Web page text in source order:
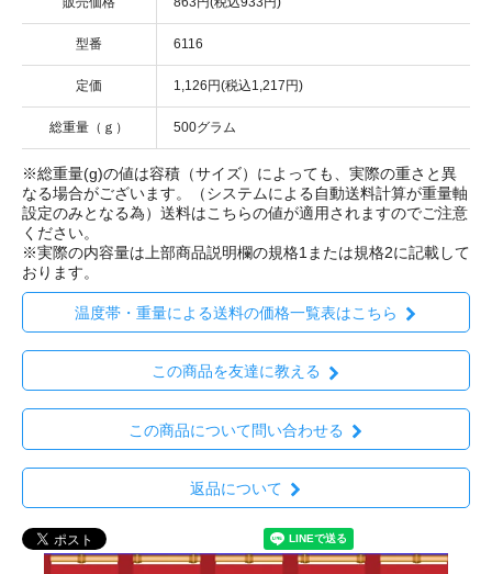
型番 6116
定価 1,126円(税込1,217円)
総重量（ｇ） 500グラム
※総重量(g)の値は容積（サイズ）によっても、実際の重さと異
なる場合がございます。（システムによる自動送料計算が重量軸
設定のみとなる為）送料はこちらの値が適用されますのでご注意
ください。
※実際の内容量は上部商品説明欄の規格1または規格2に記載して
おります。
温度帯・重量による送料の価格一覧表はこちら
この商品を友達に教える
この商品について問い合わせる
返品について